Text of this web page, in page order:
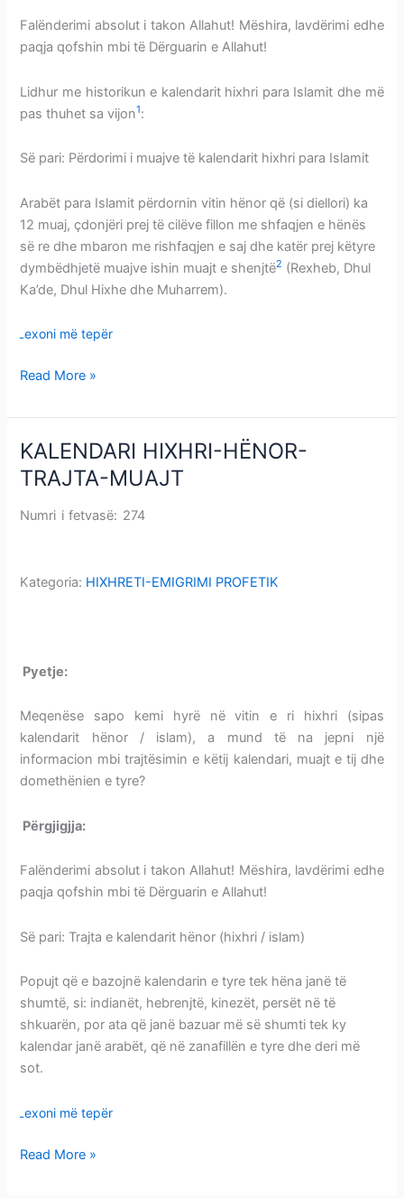
Falënderimi absolut i takon Allahut! Mëshira, lavdërimi edhe
paqja qofshin mbi të Dërguarin e Allahut!
Lidhur me historikun e kalendarit hixhri para Islamit dhe më
pas thuhet sa vijon1:
Së pari: Përdorimi i muajve të kalendarit hixhri para Islamit
Arabët para Islamit përdornin vitin hënor që (si diellori) ka
12 muaj, çdonjëri prej të cilëve fillon me shfaqjen e hënës
së re dhe mbaron me rishfaqjen e saj dhe katër prej këtyre
dymbëdhjetë muajve ishin muajt e shenjtë2 (Rexheb, Dhul
Ka’de, Dhul Hixhe dhe Muharrem).
Lexoni më tepër
Read More »
KALENDARI HIXHRI-HËNOR-
TRAJTA-MUAJT
Numri i fetvasë: 274
Kategoria: HIXHRETI-EMIGRIMI PROFETIK
Pyetje:
Meqenëse sapo kemi hyrë në vitin e ri hixhri (sipas
kalendarit hënor / islam), a mund të na jepni një
informacion mbi trajtësimin e këtij kalendari, muajt e tij dhe
domethënien e tyre?
Përgjigjja:
Falënderimi absolut i takon Allahut! Mëshira, lavdërimi edhe
paqja qofshin mbi të Dërguarin e Allahut!
Së pari: Trajta e kalendarit hënor (hixhri / islam)
Popujt që e bazojnë kalendarin e tyre tek hëna janë të
shumtë, si: indianët, hebrenjtë, kinezët, persët në të
shkuarën, por ata që janë bazuar më së shumti tek ky
kalendar janë arabët, që në zanafillën e tyre dhe deri më
sot.
Lexoni më tepër
KALENDARI
HIXHRI-
HËNOR-
TRAJTA-
Read More »